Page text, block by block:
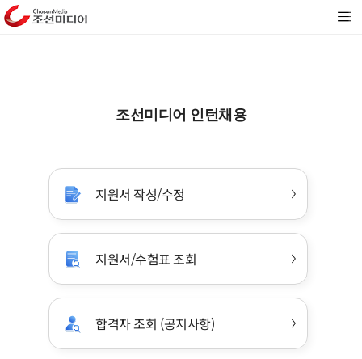
조선미디어 인턴채용
지원서 작성/수정
지원서/수험표 조회
합격자 조회 (공지사항)